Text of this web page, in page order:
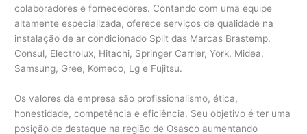
colaboradores e fornecedores. Contando com uma equipe
altamente especializada, oferece serviços de qualidade na
instalação de ar condicionado Split das Marcas Brastemp,
Consul, Electrolux, Hitachi, Springer Carrier, York, Midea,
Samsung, Gree, Komeco, Lg e Fujitsu.
Os valores da empresa são profissionalismo, ética,
honestidade, competência e eficiência. Seu objetivo é ter uma
posição de destaque na região de Osasco aumentando